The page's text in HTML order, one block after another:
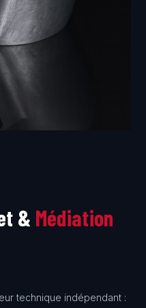
& Médiation
technique indépendant :